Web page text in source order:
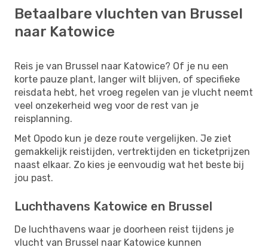
Betaalbare vluchten van Brussel
naar Katowice
Reis je van Brussel naar Katowice? Of je nu een
korte pauze plant, langer wilt blijven, of specifieke
reisdata hebt, het vroeg regelen van je vlucht neemt
veel onzekerheid weg voor de rest van je
reisplanning.
Met Opodo kun je deze route vergelijken. Je ziet
gemakkelijk reistijden, vertrektijden en ticketprijzen
naast elkaar. Zo kies je eenvoudig wat het beste bij
jou past.
Luchthavens Katowice en Brussel
De luchthavens waar je doorheen reist tijdens je
vlucht van Brussel naar Katowice kunnen